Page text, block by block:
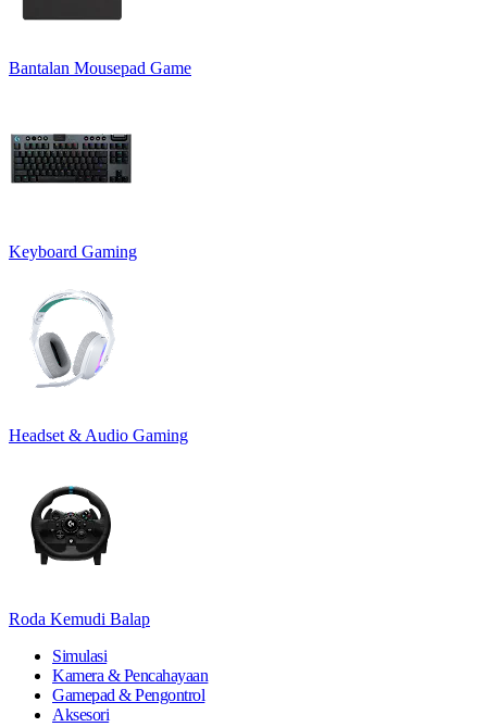
Bantalan Mousepad Game
Keyboard Gaming
Headset & Audio Gaming
Roda Kemudi Balap
Simulasi
Kamera & Pencahayaan
Gamepad & Pengontrol
Aksesori